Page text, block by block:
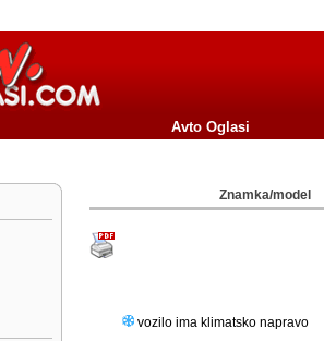
Avto Oglasi
Znamka/model
vozilo ima klimatsko napravo